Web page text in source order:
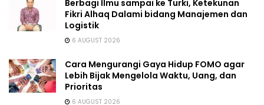
Berbagi Ilmu sampai ke Turki, Ketekunan
Fikri Alhaq Dalami bidang Manajemen dan
Logistik
6 AUGUST 2026
Cara Mengurangi Gaya Hidup FOMO agar
Lebih Bijak Mengelola Waktu, Uang, dan
Prioritas
6 AUGUST 2026